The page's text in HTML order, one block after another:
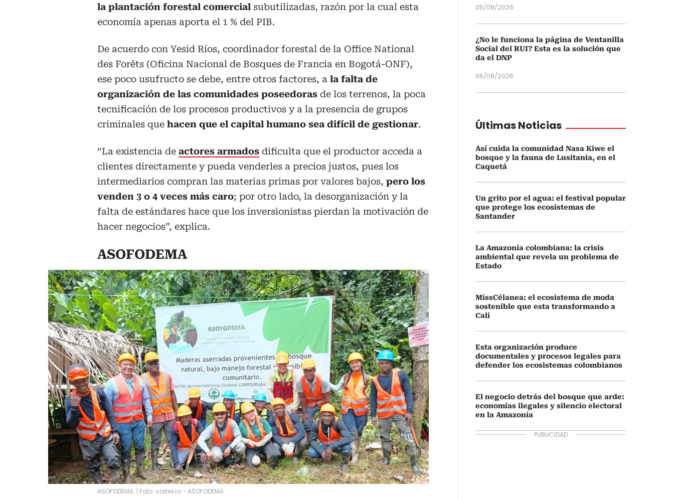
la plantación forestal comercial subutilizadas, razón por la cual esta
economía apenas aporta el 1 % del PIB.
De acuerdo con Yesid Ríos, coordinador forestal de la Office National
des Forêts (Oficina Nacional de Bosques de Francia en Bogotá-ONF),
ese poco usufructo se debe, entre otros factores, a la falta de
organización de las comunidades poseedoras de los terrenos, la poca
tecnificación de los procesos productivos y a la presencia de grupos
criminales que hacen que el capital humano sea difícil de gestionar.
“La existencia de actores armados dificulta que el productor acceda a
clientes directamente y pueda venderles a precios justos, pues los
intermediarios compran las materias primas por valores bajos, pero los
venden 3 o 4 veces más caro; por otro lado, la desorganización y la
falta de estándares hace que los inversionistas pierdan la motivación de
hacer negocios”, explica.
ASOFODEMA
ASOFODEMA. | Foto: cortesía - ASOFODEMA
05/08/2026
¿No le funciona la página de Ventanilla
Social del RUI? Esta es la solución que
da el DNP
06/08/2026
Últimas Noticias
Así cuida la comunidad Nasa Kiwe el
bosque y la fauna de Lusitania, en el
Caquetá
Un grito por el agua: el festival popular
que protege los ecosistemas de
Santander
La Amazonía colombiana: la crisis
ambiental que revela un problema de
Estado
MissCélanea: el ecosistema de moda
sostenible que esta transformando a
Cali
Esta organización produce
documentales y procesos legales para
defender los ecosistemas colombianos
El negocio detrás del bosque que arde:
economías ilegales y silencio electoral
en la Amazonía